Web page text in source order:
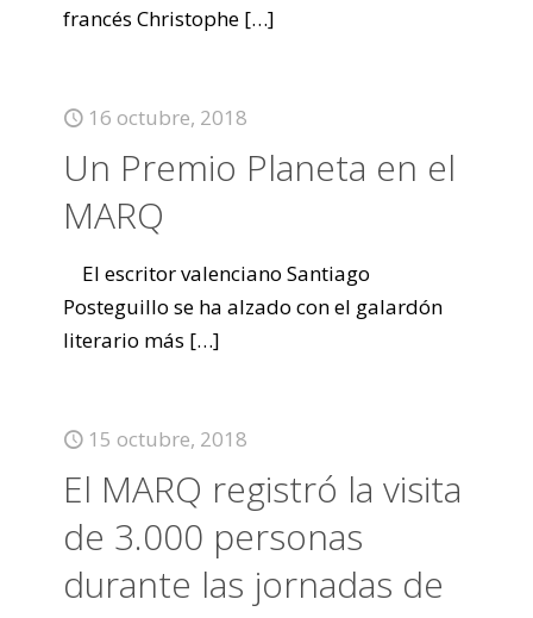
francés Christophe […]
16 octubre, 2018
Un Premio Planeta en el
MARQ
El escritor valenciano Santiago
Posteguillo se ha alzado con el galardón
literario más […]
15 octubre, 2018
El MARQ registró la visita
de 3.000 personas
durante las jornadas de